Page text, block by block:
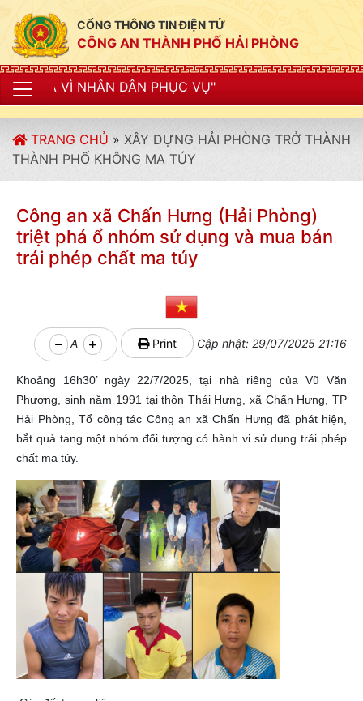
CỔNG THÔNG TIN ĐIỆN TỬ
CÔNG AN THÀNH PHỐ HẢI PHÒNG
PHỤC VỤ"
TRANG CHỦ » XÂY DỰNG HẢI PHÒNG TRỞ THÀNH
THÀNH PHỐ KHÔNG MA TÚY
Công an xã Chấn Hưng (Hải Phòng)
triệt phá ổ nhóm sử dụng và mua bán
trái phép chất ma túy
A Print Cập nhật: 29/07/2025 21:16
Khoảng 16h30’ ngày 22/7/2025, tại nhà riêng của Vũ Văn
Phương, sinh năm 1991 tại thôn Thái Hưng, xã Chấn Hưng, TP
Hải Phòng, Tổ công tác Công an xã Chấn Hưng đã phát hiện,
bắt quả tang một nhóm đối tượng có hành vi sử dụng trái phép
chất ma túy.